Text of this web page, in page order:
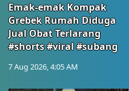
Emak-emak Kompak
Grebek Rumah Diduga
Jual Obat Terlarang
#shorts #viral #subang
7 Aug 2026, 4:05 AM